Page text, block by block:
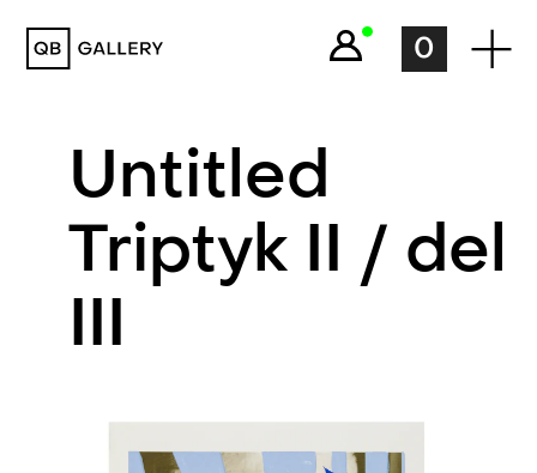
QB Gallery 0
Untitled
Triptyk II / del
III